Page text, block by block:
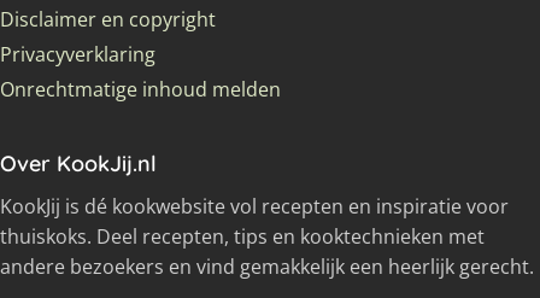
Disclaimer en copyright
Privacyverklaring
Onrechtmatige inhoud melden
Over KookJij.nl
KookJij is dé kookwebsite vol recepten en inspiratie voor
thuiskoks. Deel recepten, tips en kooktechnieken met
andere bezoekers en vind gemakkelijk een heerlijk gerecht.